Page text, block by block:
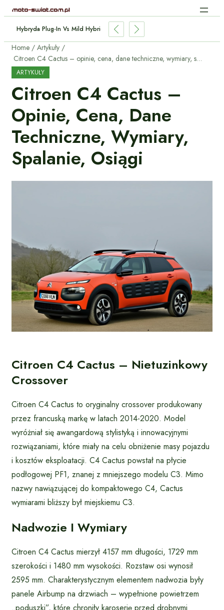
Aut Elektrycznych: Jak Działa Bez Kabli?
Home
Artykuły
Citroen C4 Cactus – opinie, cena, dane techniczne, wymiary, spalanie, osiągi
ARTYKUŁY
Citroen C4 Cactus –
Opinie, Cena, Dane
Techniczne, Wymiary,
Spalanie, Osiągi
Citroen C4 Cactus – Nietuzinkowy
Crossover
Citroen C4 Cactus to oryginalny crossover produkowany
przez francuską markę w latach 2014-2020. Model
wyróżniał się awangardową stylistyką i innowacyjnymi
rozwiązaniami, które miały na celu obniżenie masy pojazdu
i kosztów eksploatacji. C4 Cactus powstał na płycie
podłogowej PF1, znanej z mniejszego modelu C3. Mimo
nazwy nawiązującej do kompaktowego C4, Cactus
wymiarami bliższy był miejskiemu C3.
Nadwozie I Wymiary
Citroen C4 Cactus mierzył 4157 mm długości, 1729 mm
szerokości i 1480 mm wysokości. Rozstaw osi wynosił
2595 mm. Charakterystycznym elementem nadwozia były
panele Airbump na drzwiach – wypełnione powietrzem